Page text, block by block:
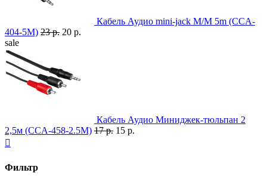
Кабель Аудио mini-jack M/M 5m (CCA-
404-5M) 23 р. 20 р.
sale
Кабель Аудио Миниджек-тюльпан 2
2,5м (CCA-458-2.5M) 17 р. 15 р.

Фильтр